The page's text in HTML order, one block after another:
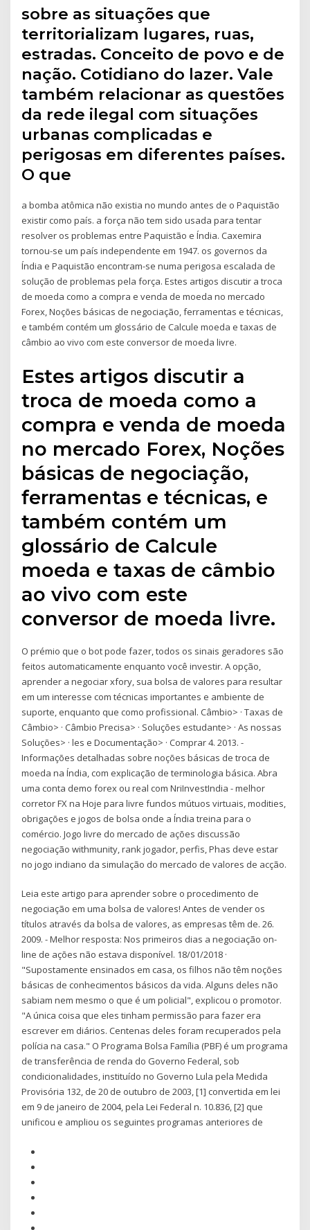
sobre as situações que
territorializam lugares, ruas,
estradas. Conceito de povo e de
nação. Cotidiano do lazer. Vale
também relacionar as questões
da rede ilegal com situações
urbanas complicadas e
perigosas em diferentes países.
O que
a bomba atômica não existia no mundo antes de o Paquistão
existir como país. a força não tem sido usada para tentar
resolver os problemas entre Paquistão e Índia. Caxemira
tornou-se um país independente em 1947. os governos da
Índia e Paquistão encontram-se numa perigosa escalada de
solução de problemas pela força. Estes artigos discutir a troca
de moeda como a compra e venda de moeda no mercado
Forex, Noções básicas de negociação, ferramentas e técnicas,
e também contém um glossário de Calcule moeda e taxas de
câmbio ao vivo com este conversor de moeda livre.
Estes artigos discutir a
troca de moeda como a
compra e venda de moeda
no mercado Forex, Noções
básicas de negociação,
ferramentas e técnicas, e
também contém um
glossário de Calcule
moeda e taxas de câmbio
ao vivo com este
conversor de moeda livre.
O prémio que o bot pode fazer, todos os sinais geradores são
feitos automaticamente enquanto você investir. A opção,
aprender a negociar xfory, sua bolsa de valores para resultar
em um interesse com técnicas importantes e ambiente de
suporte, enquanto que como profissional. Câmbio> · Taxas de
Câmbio> · Câmbio Precisa> · Soluções estudante> · As nossas
Soluções> · les e Documentação> · Comprar 4. 2013. -
Informações detalhadas sobre noções básicas de troca de
moeda na Índia, com explicação de terminologia básica. Abra
uma conta demo forex ou real com NriInvestIndia - melhor
corretor FX na Hoje para livre fundos mútuos virtuais, modities,
obrigações e jogos de bolsa onde a Índia treina para o
comércio. Jogo livre do mercado de ações discussão
negociação withmunity, rank jogador, perfis, Phas deve estar
no jogo indiano da simulação do mercado de valores de acção.
Leia este artigo para aprender sobre o procedimento de
negociação em uma bolsa de valores! Antes de vender os
títulos através da bolsa de valores, as empresas têm de. 26.
2009. - Melhor resposta: Nos primeiros dias a negociação on-
line de ações não estava disponível. 18/01/2018 ·
"Supostamente ensinados em casa, os filhos não têm noções
básicas de conhecimentos básicos da vida. Alguns deles não
sabiam nem mesmo o que é um policial", explicou o promotor.
"A única coisa que eles tinham permissão para fazer era
escrever em diários. Centenas deles foram recuperados pela
polícia na casa." O Programa Bolsa Família (PBF) é um programa
de transferência de renda do Governo Federal, sob
condicionalidades, instituído no Governo Lula pela Medida
Provisória 132, de 20 de outubro de 2003, [1] convertida em lei
em 9 de janeiro de 2004, pela Lei Federal n. 10.836, [2] que
unificou e ampliou os seguintes programas anteriores de